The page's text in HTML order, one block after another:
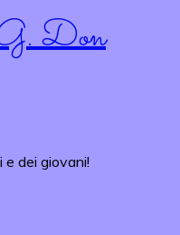
Don
dei giovani!